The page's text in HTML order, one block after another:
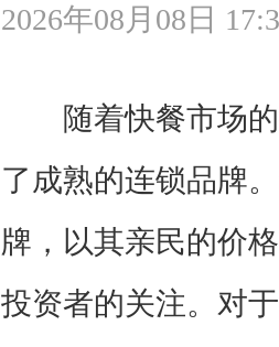
2026年08月08日
随着快餐市场的
了成熟的连锁品牌
牌，以其亲民的价
投资者的关注。对